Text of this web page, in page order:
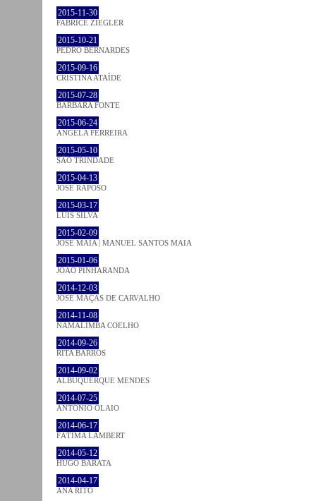
2015-11-30
FABRICE ZIEGLER
2015-10-21
PEDRO BERNARDES
2015-09-16
CRISTINA ATAÍDE
2015-07-28
BÁRBARA FONTE
2015-06-24
ÂNGELA FERREIRA
2015-05-10
SÃO TRINDADE
2015-04-13
JOSÉ RAPOSO
2015-03-17
LUÍS SILVA
2015-02-09
JOSÉ MAIA | MANUEL SANTOS MAIA
2015-01-06
JOÃO PINHARANDA
2014-12-03
JOSÉ MAÇÃS DE CARVALHO
2014-11-08
NAMALIMBA COELHO
2014-09-26
RITA BARROS
2014-09-02
ALBUQUERQUE MENDES
2014-07-25
ANTÓNIO OLAIO
2014-06-17
FÁTIMA LAMBERT
2014-05-12
HUGO BARATA
2014-04-17
ANA RITO